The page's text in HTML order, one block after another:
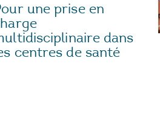
une prise en
dans
centres de santé